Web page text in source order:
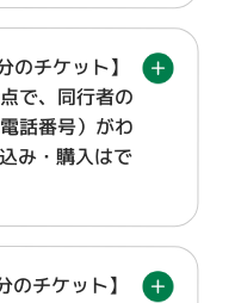
のチケット】
で、同行者の
話番号）がわ
み・購入はで
のチケット】